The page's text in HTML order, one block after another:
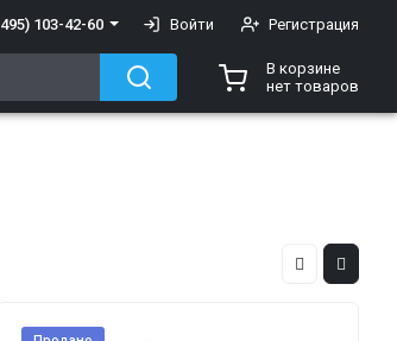
103-42-60 Войти Регистрация
В корзине
нет товаров